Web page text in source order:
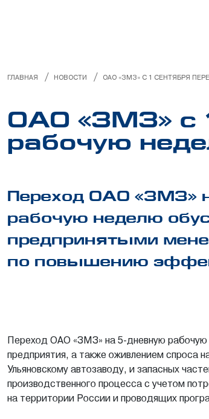
ГЛАВНАЯ / НОВОСТИ / ОАО «ЗМЗ» С 1 СЕНТЯБРЯ
ОАО «ЗМЗ» с
рабочую
Переход ОАО «ЗМЗ»
рабочую неделю
предпринятыми
по повышению
Переход ОАО «ЗМЗ» на 5-дневную рабочую
предприятия, а также оживлением спроса
Ульяновскому автозаводу, и запасных
производственного процесса с учетом
на территории России и проводящих